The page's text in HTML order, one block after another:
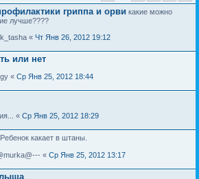
гриппа и орви какие можно
лучше????
« Чт Янв 26, 2012 19:12
или нет
« Ср Янв 25, 2012 18:44
« Ср Янв 25, 2012 18:29
Ребенок какает в штаны.
« Ср Янв 25, 2012 13:17